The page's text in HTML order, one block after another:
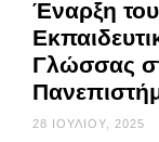
Έναρξη
Γλώσσας
28 ΙΟΥΛΊΟΥ, 2025